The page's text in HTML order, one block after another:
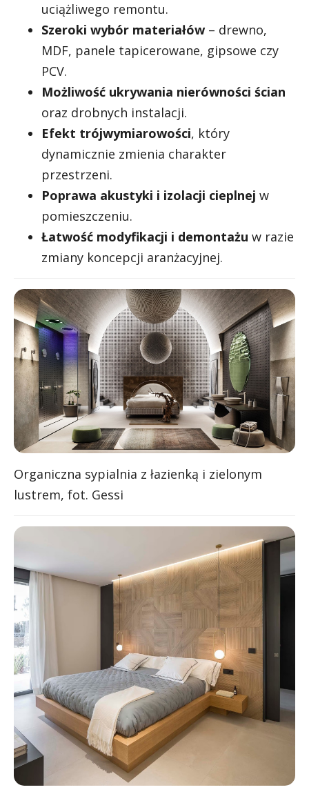
uciążliwego remontu.
Szeroki wybór materiałów – drewno,
MDF, panele tapicerowane, gipsowe czy
PCV.
Możliwość ukrywania nierówności ścian
oraz drobnych instalacji.
Efekt trójwymiarowości, który
dynamicznie zmienia charakter
przestrzeni.
Poprawa akustyki i izolacji cieplnej w
pomieszczeniu.
Łatwość modyfikacji i demontażu w razie
zmiany koncepcji aranżacyjnej.
Organiczna sypialnia z łazienką i zielonym
lustrem, fot. Gessi